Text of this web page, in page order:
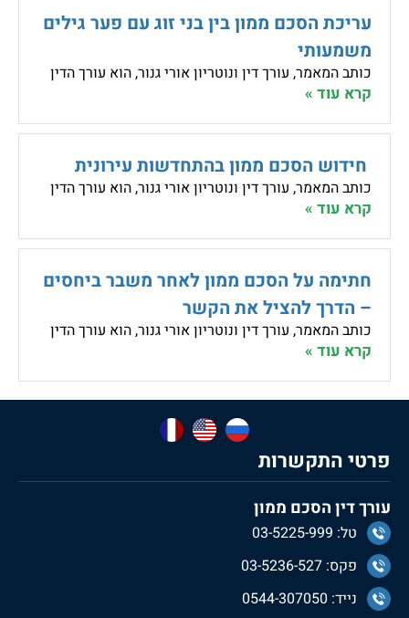
עריכת הסכם ממון בין בני זוג עם פער גילים
משמעותי
כותב המאמר, עורך דין ונוטריון אורי גנור, הוא עורך הדין
קרא עוד »
חידוש הסכם ממון בהתחדשות עירונית
כותב המאמר, עורך דין ונוטריון אורי גנור, הוא עורך הדין
קרא עוד »
חתימה על הסכם ממון לאחר משבר ביחסים
– הדרך להציל את הקשר
כותב המאמר, עורך דין ונוטריון אורי גנור, הוא עורך הדין
קרא עוד »
פרטי התקשרות
עורך דין הסכם ממון
טל: 03-5225-999
פקס: 03-5236-527
נייד: 0544-307050